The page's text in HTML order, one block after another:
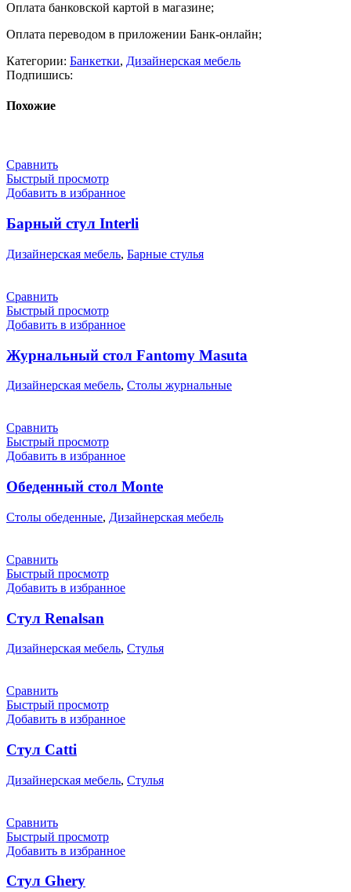
Оплата банковской картой в магазине;
Оплата переводом в приложении Банк-онлайн;
Категории: Банкетки, Дизайнерская мебель
Подпишись:
Похожие
Сравнить
Быстрый просмотр
Добавить в избранное
Барный стул Interli
Дизайнерская мебель, Барные стулья
Сравнить
Быстрый просмотр
Добавить в избранное
Журнальный стол Fantomу Masuta
Дизайнерская мебель, Столы журнальные
Сравнить
Быстрый просмотр
Добавить в избранное
Обеденный стол Monte
Столы обеденные, Дизайнерская мебель
Сравнить
Быстрый просмотр
Добавить в избранное
Стул Renalsan
Дизайнерская мебель, Стулья
Сравнить
Быстрый просмотр
Добавить в избранное
Стул Catti
Дизайнерская мебель, Стулья
Сравнить
Быстрый просмотр
Добавить в избранное
Стул Gherу